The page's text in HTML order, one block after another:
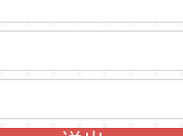
片
「吃得安
休同仁踴
學專業論
好老師：
淨零綠領
園區農業